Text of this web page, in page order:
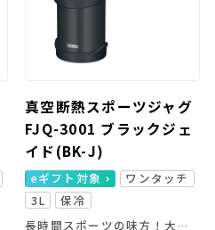
真空断熱スポーツジャグ
FJQ-3001 ブラックジェ
イド(BK-J)
eギフト対象
ワンタッチ
3L
保冷
長時間スポーツの味方！大容量＆冷たさキープ